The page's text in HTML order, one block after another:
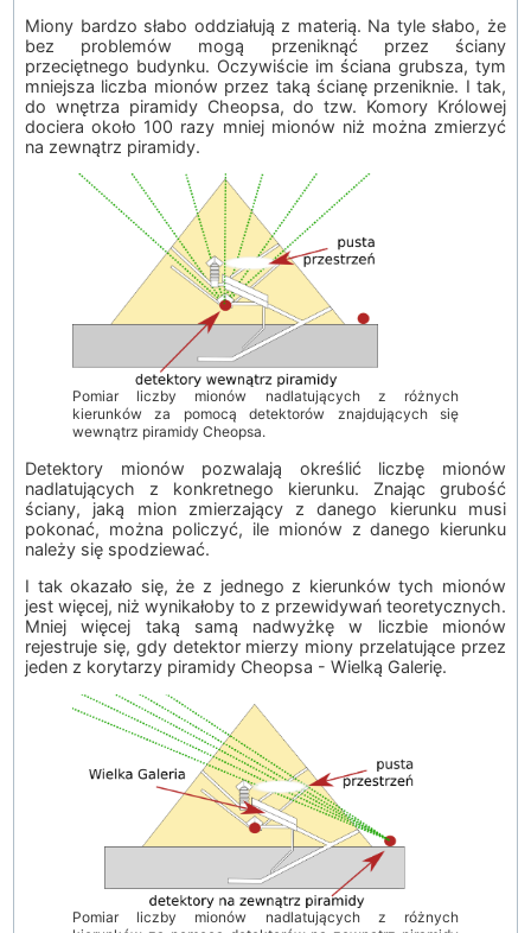
Miony bardzo słabo oddziałują z materią. Na tyle słabo, że
bez problemów mogą przeniknąć przez ściany
przeciętnego budynku. Oczywiście im ściana grubsza, tym
mniejsza liczba mionów przez taką ścianę przeniknie. I tak,
do wnętrza piramidy Cheopsa, do tzw. Komory Królowej
dociera około 100 razy mniej mionów niż można zmierzyć
na zewnątrz piramidy.
Pomiar liczby mionów nadlatujących z różnych
kierunków za pomocą detektorów znajdujących się
wewnątrz piramidy Cheopsa.
Detektory mionów pozwalają określić liczbę mionów
nadlatujących z konkretnego kierunku. Znając grubość
ściany, jaką mion zmierzający z danego kierunku musi
pokonać, można policzyć, ile mionów z danego kierunku
należy się spodziewać.
I tak okazało się, że z jednego z kierunków tych mionów
jest więcej, niż wynikałoby to z przewidywań teoretycznych.
Mniej więcej taką samą nadwyżkę w liczbie mionów
rejestruje się, gdy detektor mierzy miony przelatujące przez
jeden z korytarzy piramidy Cheopsa - Wielką Galerię.
Pomiar liczby mionów nadlatujących z różnych